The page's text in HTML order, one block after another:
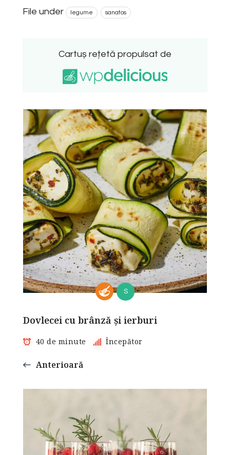
File under legume sanatos
Cartuș rețetă propulsat de
S
Dovlecei cu brânză și ierburi
40 de minute Începător
Anterioară